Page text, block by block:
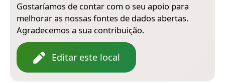
Gostaríamos de contar com o seu apoio para
melhorar as nossas fontes de dados abertas.
Agradecemos a sua contribuição.
Editar este local